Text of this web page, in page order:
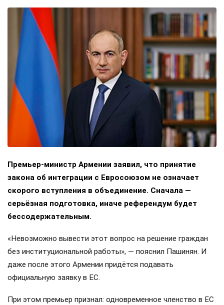
Премьер-министр Армении заявил, что принятие
закона об интеграции с Евросоюзом не означает
скорого вступления в объединение. Сначала —
серьёзная подготовка, иначе референдум будет
бессодержательным.
«Невозможно вывести этот вопрос на решение граждан
без институциональной работы», — пояснил Пашинян. И
даже после этого Армении придётся подавать
официальную заявку в ЕС.
При этом премьер признал: одновременное членство в ЕС